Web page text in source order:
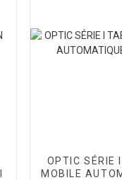
OPTIC SÉRIE
MOBILE